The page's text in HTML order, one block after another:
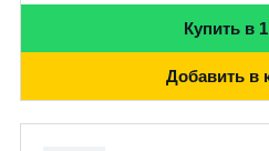
Купить в
Добавить в